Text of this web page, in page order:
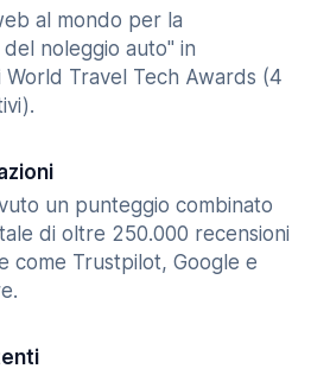
al mondo per la
noleggio auto" in
World Travel Tech Awards (4
un punteggio combinato
di oltre 250.000 recensioni
come Trustpilot, Google e